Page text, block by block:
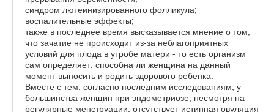
синдром лютеинизированного фолликула;
воспалительные эффекты;
также в последнее время высказывается мнение о том,
что зачатие не происходит из-за неблагоприятных
условий для плода в утробе матери - то есть организм
сам определяет, способна ли женщина на данный
момент выносить и родить здорового ребенка.
Вместе с тем, согласно последним исследованиям, у
большинства женщин при эндометриозе, несмотря на
регулярные менструации, отсутствует истинная овуляция